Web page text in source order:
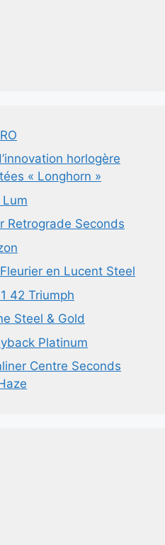
horlogère
« Longhorn »
Lum
Retrograde Seconds
en Lucent Steel
42 Triumph
Steel & Gold
Platinum
Centre Seconds